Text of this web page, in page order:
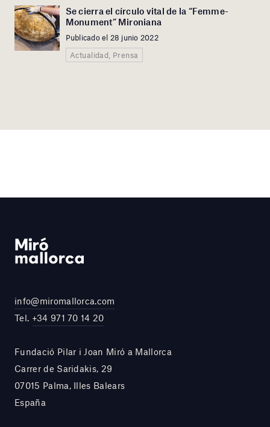
Se cierra el círculo vital de la “Femme-
Monument” Mironiana
Publicado el 28 junio 2022
Actualidad, Prensa
info@miromallorca.com
Tel. +34 971 70 14 20
Fundació Pilar i Joan Miró a Mallorca
Carrer de Saridakis, 29
07015 Palma, Illes Balears
España